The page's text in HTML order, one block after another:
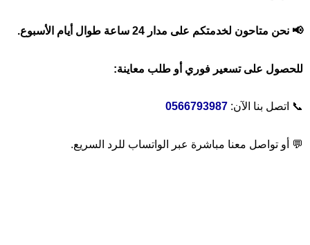
📢 نحن متاحون لخدمتكم على مدار 24 ساعة طوال أيام الأسبوع.
للحصول على تسعير فوري أو طلب معاينة:
📞 اتصل بنا الآن: 0566793987
💬 أو تواصل معنا مباشرة عبر الواتساب للرد السريع.